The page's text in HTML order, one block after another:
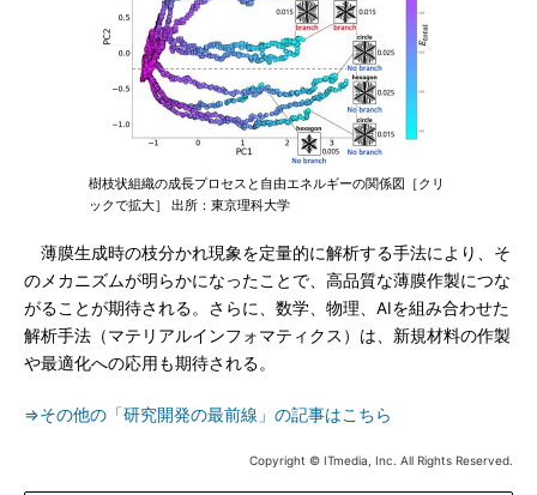
樹枝状組織の成長プロセスと自由エネルギーの関係図［クリ
ックで拡大］ 出所：東京理科大学
薄膜生成時の枝分かれ現象を定量的に解析する手法により、そ
のメカニズムが明らかになったことで、高品質な薄膜作製につな
がることが期待される。さらに、数学、物理、AIを組み合わせた
解析手法（マテリアルインフォマティクス）は、新規材料の作製
や最適化への応用も期待される。
⇒その他の「研究開発の最前線」の記事はこちら
Copyright © ITmedia, Inc. All Rights Reserved.